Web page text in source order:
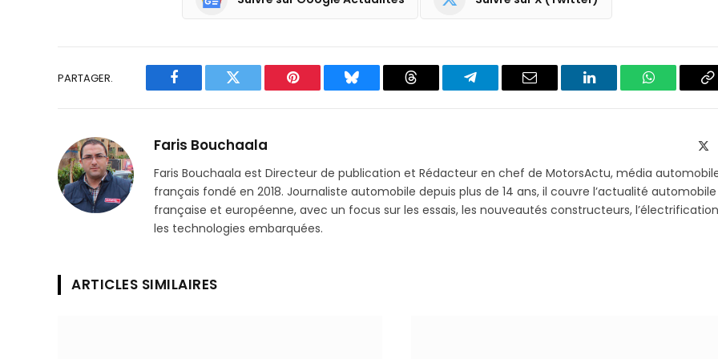
PARTAGER.
Facebook Twitter Pinterest Bluesky Threads
Partager
Email LinkedIn WhatsApp
Faris Bouchaala
Faris Bouchaala est Directeur de publication et Rédacteur en chef de MotorsActu, média
français fondé en 2018. Journaliste automobile depuis plus de 14 ans, il couvre l’actualité automobile
française et européenne, avec un focus sur les essais, les nouveautés constructeurs,
les technologies embarquées.
ARTICLES SIMILAIRES